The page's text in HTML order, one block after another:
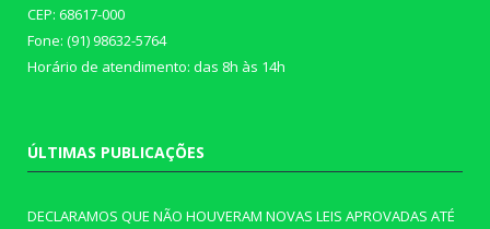
CEP: 68617-000
Fone: (91) 98632-5764
Horário de atendimento: das 8h às 14h
ÚLTIMAS PUBLICAÇÕES
DECLARAMOS QUE NÃO HOUVERAM NOVAS LEIS APROVADAS ATÉ